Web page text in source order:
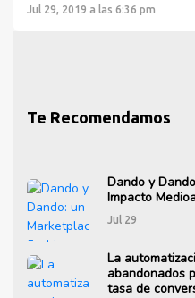
hacer una analogía con las
Jul 29, 2019 a las 6:36 pm
Te Recomendamos
Dando y
Impacto
Jul 29
La
abandonados
tasa de